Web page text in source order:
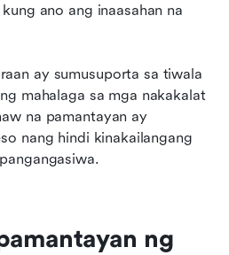
ano ang inaasahan na
ay sumusuporta sa tiwala
mahalaga sa mga nakakalat
na pamantayan ay
nang hindi kinakailangang
ng